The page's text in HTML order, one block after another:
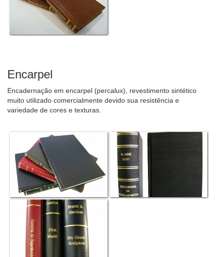
Encarpel
Encadernação em encarpel (percalux), revestimento sintético
muito utilizado comercialmente devido sua resistência e
variedade de cores e texturas.